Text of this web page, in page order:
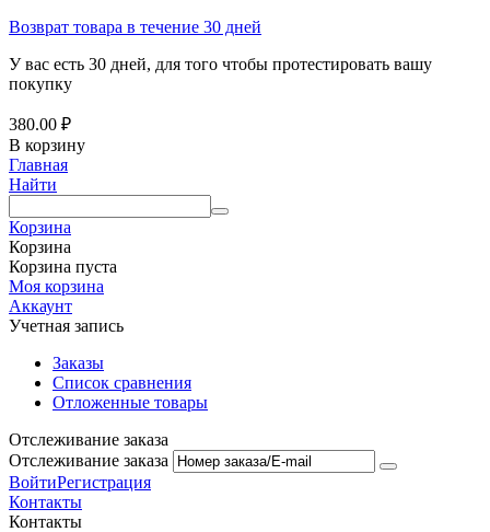
Возврат товара в течение 30 дней
У вас есть 30 дней, для того чтобы протестировать вашу
покупку
380.00 ₽
В корзину
Главная
Найти
Корзина
Корзина
Корзина пуста
Моя корзина
Аккаунт
Учетная запись
Заказы
Список сравнения
Отложенные товары
Отслеживание заказа
Отслеживание заказа
ВойтиРегистрация
Контакты
Контакты